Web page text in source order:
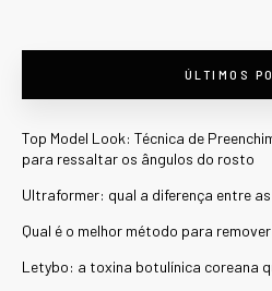
ÚLTIMOS
Top Model Look: Técnica de
para ressaltar os ângulos do rosto
Ultraformer: qual a diferença entre
Qual é o melhor método para
Letybo: a toxina botulínica coreana